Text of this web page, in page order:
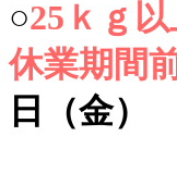
○25ｋｇ
休業期間
日（金）